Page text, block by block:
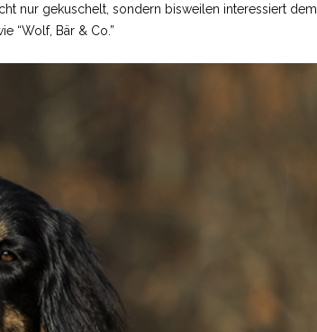
nur gekuschelt, sondern bisweilen interessiert dem
“Wolf, Bär & Co.”